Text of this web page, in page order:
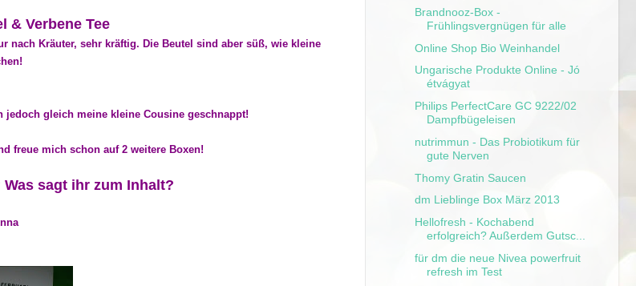
& Verbene Tee
nach Kräuter, sehr kräftig. Die Beutel sind aber süß, wie kleine
gleich meine kleine Cousine geschnappt!
freue mich schon auf 2 weitere Boxen!
sagt ihr zum Inhalt?
Brandnooz-Box -
Frühlingsvergnügen für alle
Online Shop Bio Weinhandel
Ungarische Produkte Online - Jó
étvágyat
Philips PerfectCare GC 9222/02
Dampfbügeleisen
nutrimmun - Das Probiotikum für
gute Nerven
Thomy Gratin Saucen
dm Lieblinge Box März 2013
Hellofresh - Kochabend
erfolgreich? Außerdem Gutsc...
für dm die neue Nivea powerfruit
refresh im Test